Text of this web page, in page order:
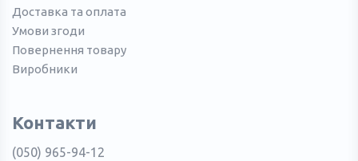
Доставка та оплата
Умови згоди
Повернення товару
Виробники
Контакти
(050) 965-94-12